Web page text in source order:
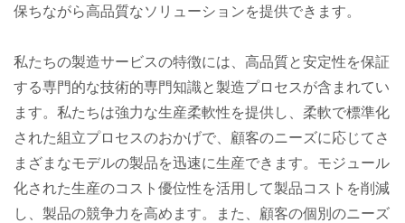
保ちながら高品質なソリューションを提供できます。
私たちの製造サービスの特徴には、高品質と安定性を保証
する専門的な技術的専門知識と製造プロセスが含まれてい
ます。私たちは強力な生産柔軟性を提供し、柔軟で標準化
された組立プロセスのおかげで、顧客のニーズに応じてさ
まざまなモデルの製品を迅速に生産できます。モジュール
化された生産のコスト優位性を活用して製品コストを削減
し、製品の競争力を高めます。また、顧客の個別のニーズ